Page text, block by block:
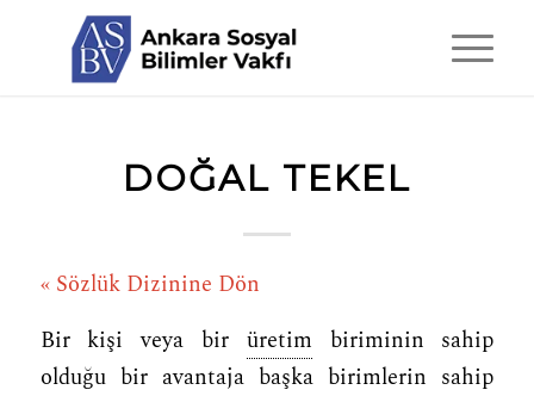
DOĞAL TEKEL
« Sözlük Dizinine Dön
Bir kişi veya bir üretim biriminin sahip
olduğu bir avantaja başka birimlerin sahip